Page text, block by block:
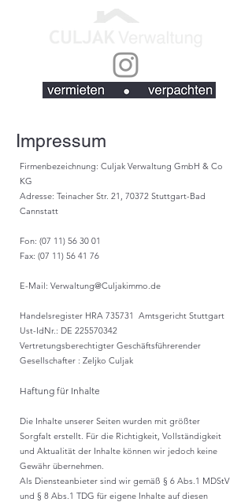
Impressum
Firmenbezeichnung: Culjak Verwaltung GmbH & Co
KG
Adresse: Teinacher Str. 21, 70372 Stuttgart-Bad
Cannstatt
Fon: (07 11) 56 30 01
Fax: (07 11) 56 41 76
E-Mail: Verwaltung@Culjakimmo.de
Handelsregister HRA 735731 Amtsgericht Stuttgart
Ust-IdNr.: DE 225570342
Vertretungsberechtigter Geschäftsführerender
Gesellschafter : Zeljko Culjak
Haftung für Inhalte
Die Inhalte unserer Seiten wurden mit größter
Sorgfalt erstellt. Für die Richtigkeit, Vollständigkeit
und Aktualität der Inhalte können wir jedoch keine
Gewähr übernehmen.
Als Diensteanbieter sind wir gemäß § 6 Abs.1 MDStV
und § 8 Abs.1 TDG für eigene Inhalte auf diesen